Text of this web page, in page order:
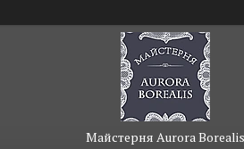
Майстерня Aurora Borealis